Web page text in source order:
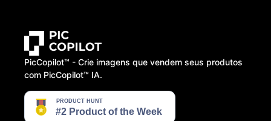
PicCopilot™️ - Crie imagens que vendem seus produtos
com PicCopilot™️ IA.